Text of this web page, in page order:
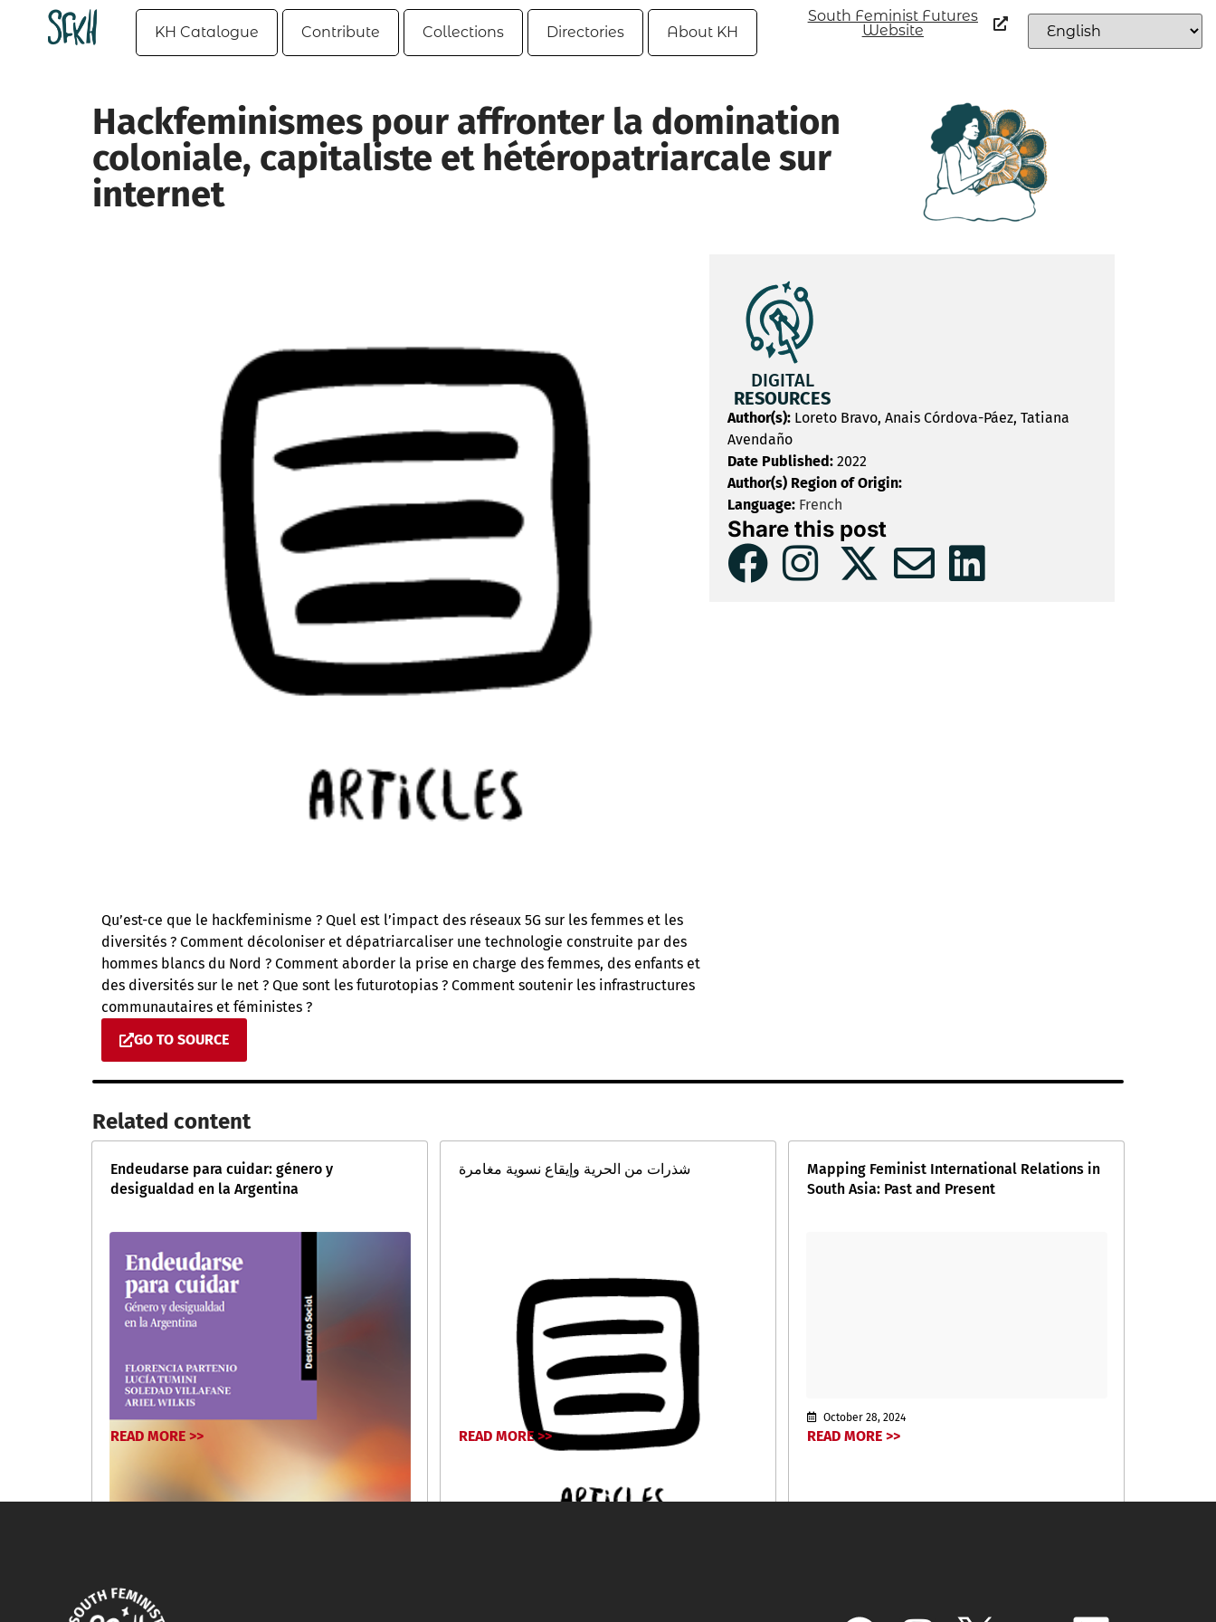
KH Catalogue Contribute Collections Directories About KH
South Feminist Futures
Website
Hackfeminismes pour affronter la domination
coloniale, capitaliste et hétéropatriarcale sur
internet
Qu’est-ce que le hackfeminisme ? Quel est l’impact des réseaux 5G sur les femmes et les
diversités ? Comment décoloniser et dépatriarcaliser une technologie construite par des
hommes blancs du Nord ? Comment aborder la prise en charge des femmes, des enfants et
des diversités sur le net ? Que sont les futurotopias ? Comment soutenir les infrastructures
communautaires et féministes ?
GO TO SOURCE
DIGITAL
RESOURCES
Author(s): Loreto Bravo, Anais Córdova-Páez, Tatiana
Avendaño
Date Published: 2022
Author(s) Region of Origin:
Language: French
Share this post
Related content​
Endeudarse para cuidar: género y
desigualdad en la Argentina
READ MORE >>
شذرات من الحرية وإيقاع نسوية مغامرة
READ MORE >>
Mapping Feminist International Relations in
South Asia: Past and Present
October 28, 2024
READ MORE >>